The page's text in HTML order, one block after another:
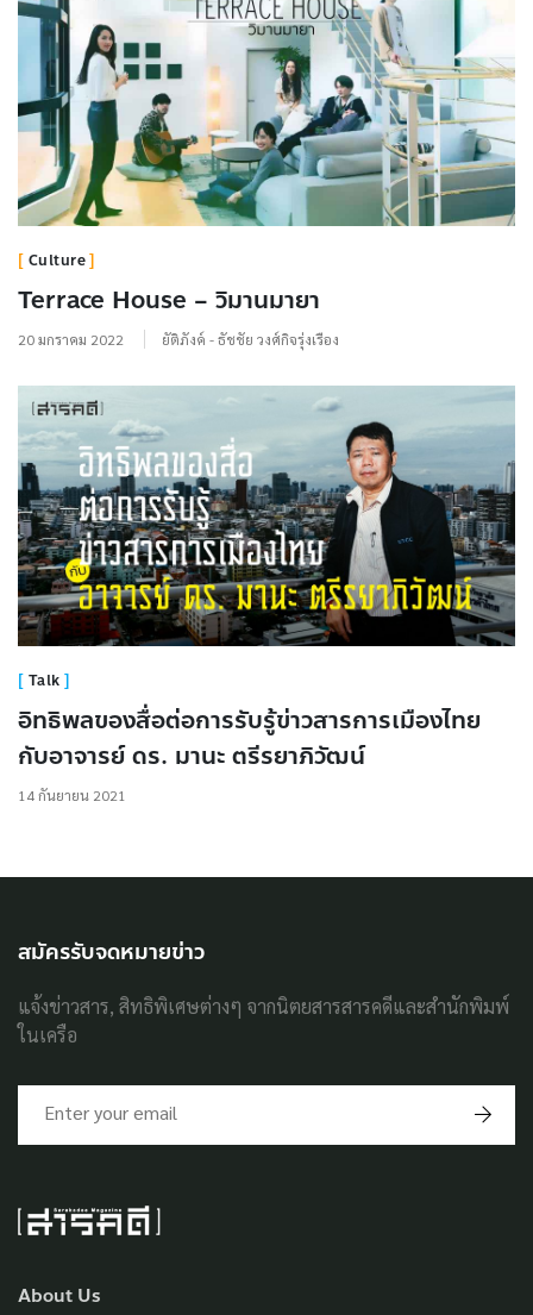
Culture
Terrace House – วิมานมายา
20 มกราคม 2022 ยัติภังค์ - ธัชชัย วงศ์กิจรุ่งเรือง
Talk
อิทธิพลของสื่อต่อการรับรู้ข่าวสารการเมืองไทย
กับอาจารย์ ดร. มานะ ตรีรยาภิวัฒน์
14 กันยายน 2021
About Us
สมัครรับจดหมายข่าว
แจ้งข่าวสาร, สิทธิพิเศษต่างๆ จากนิตยสารสารคดีและสำนักพิมพ์
ในเครือ